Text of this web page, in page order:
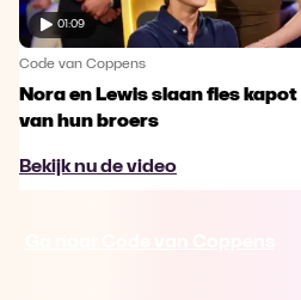
01:09
Code van Coppens
Nora en Lewis slaan fles
van hun broers
Bekijk nu de video